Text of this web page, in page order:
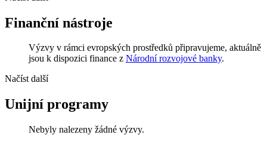
Finanční nástroje
Výzvy v rámci evropských prostředků připravujeme, aktuálně
jsou k dispozici finance z Národní rozvojové banky.
Načíst další
Unijní programy
Nebyly nalezeny žádné výzvy.